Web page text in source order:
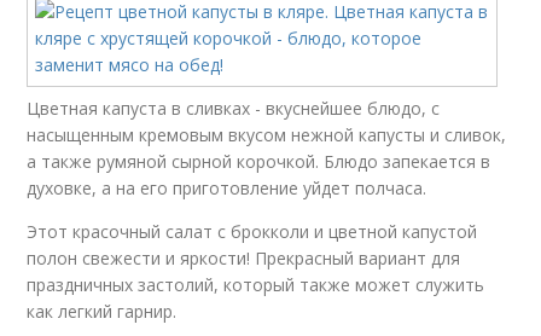
Цветная капуста в сливках - вкуснейшее блюдо, с
насыщенным кремовым вкусом нежной капусты и сливок,
а также румяной сырной корочкой. Блюдо запекается в
духовке, а на его приготовление уйдет полчаса.
Этот красочный салат с брокколи и цветной капустой
полон свежести и яркости! Прекрасный вариант для
праздничных застолий, который также может служить
как легкий гарнир.